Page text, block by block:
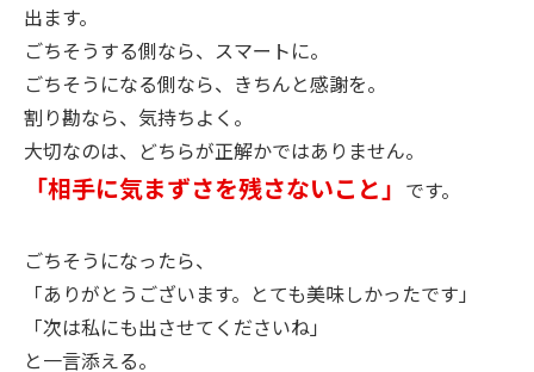
出ます。
ごちそうする側なら、スマートに。
ごちそうになる側なら、きちんと感謝を。
割り勘なら、気持ちよく。
大切なのは、どちらが正解かではありません。
「相手に気まずさを残さないこと」 です。
ごちそうになったら、
「ありがとうございます。とても美味しかったです」
「次は私にも出させてくださいね」
と一言添える。